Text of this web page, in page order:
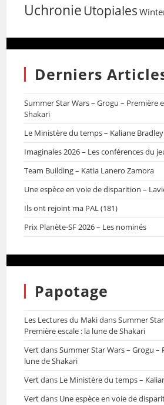
Uchronie Utopiales
Derniers
Summer Star Wars – Grogu – Première
Shakari
Le Ministère du temps – Kaliane Bradley
Imaginales 2026 – Les conférences du
Team Building – Katia Lanero Zamora
Une espèce en voie de disparition –
Ils ont rejoint ma PAL (181)
Prix Planète-SF 2026 – Les nominés
Papotage
Les Lectures du MakidansSummer
Première escale : la lune de Shakari
VertdansSummer Star Wars – Grogu –
lune de Shakari
Vertdans Le Ministère du temps –
Vertdans Une espèce en voie de